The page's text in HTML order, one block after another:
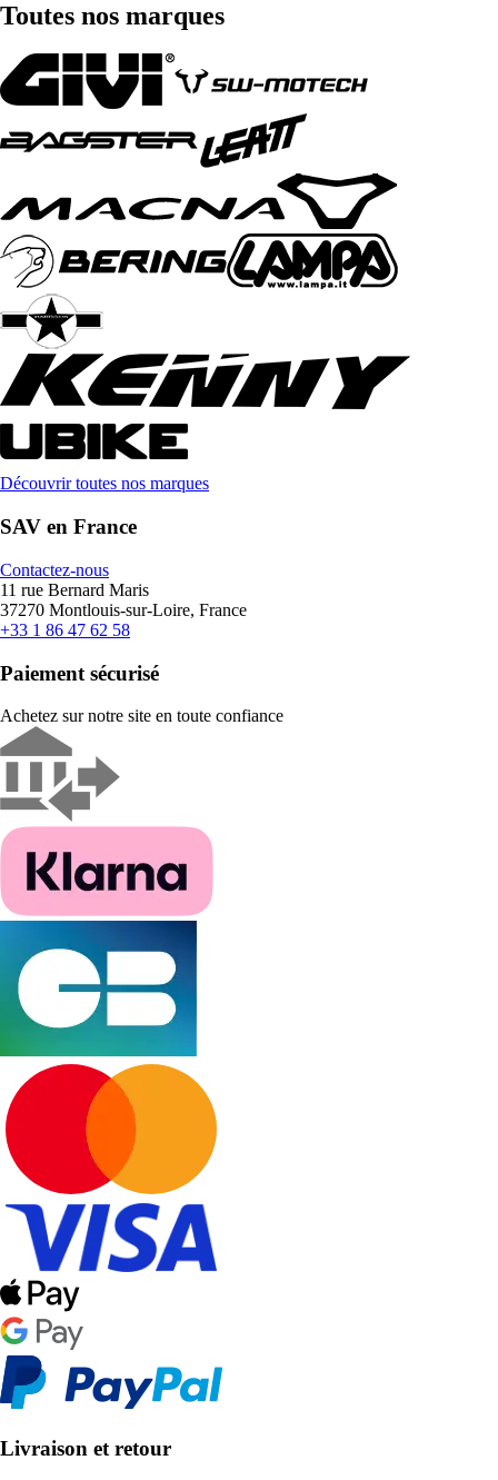
Toutes nos marques
Découvrir toutes nos marques
SAV en France
Contactez-nous
11 rue Bernard Maris
37270 Montlouis-sur-Loire, France
+33 1 86 47 62 58
Paiement sécurisé
Achetez sur notre site en toute confiance
Livraison et retour